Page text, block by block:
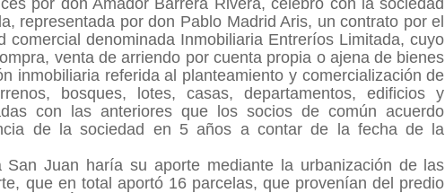
representada por don Pablo Madrid Aris, un contrato por el
comercial denominada Inmobiliaria Entreríos Limitada, cuyo
venta de arriendo por cuenta propia o ajena de bienes
inmobiliaria referida al planteamiento y comercialización de
bosques, lotes, casas, departamentos, edificios y
con las anteriores que los socios de común acuerdo
de la sociedad en 5 años a contar de la fecha de la
San Juan haría su aporte mediante la urbanización de las
que en total aportó 16 parcelas, que provenían del predio